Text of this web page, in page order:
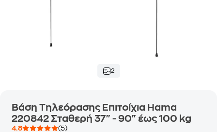
2
Βάση Τηλεόρασης Επιτοίχια Hama
220842 Σταθερή 37" - 90" έως 100 kg
4.8
(5)